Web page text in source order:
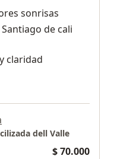
sonrisas
de cali
claridad
dell Valle
$ 70.000